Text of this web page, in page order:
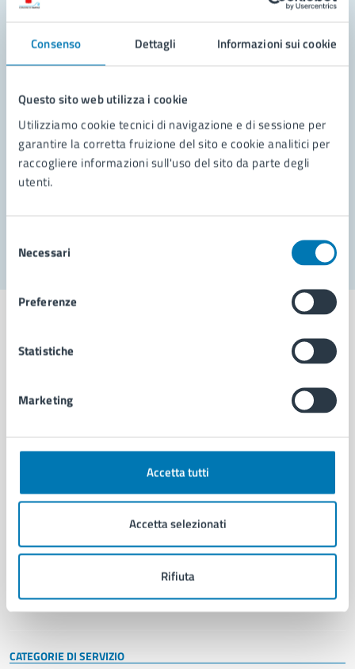
Consenso Dettagli Informazioni sui cookie
Questo sito web utilizza i cookie
Utilizziamo cookie tecnici di navigazione e di sessione per
garantire la corretta fruizione del sito e cookie analitici per
raccogliere informazioni sull'uso del sito da parte degli
utenti.
delNecessari
Preferenze
Statistiche
Marketing
Accetta tutti
Accetta selezionati
Rifiuta
Contatta il comune
Richiedi assistenza
Prenota appuntamento
Problemi in città
Aree amministrative
Uffici
Politici
Intranet, posta aziendale e protocollo
CATEGORIE DI SERVIZIO